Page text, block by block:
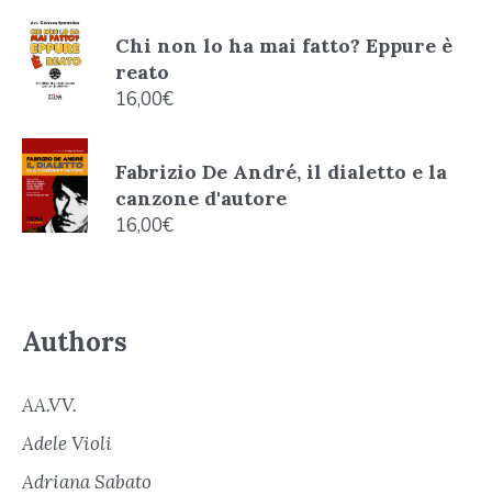
Chi non lo ha mai fatto? Eppure è
reato
16,00€
Fabrizio De André, il dialetto e la
canzone d'autore
16,00€
Authors
AA.VV.
Adele Violi
Adriana Sabato